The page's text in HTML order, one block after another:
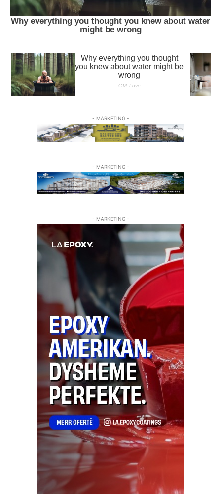
- MARKETING -
- MARKETING -
- MARKETING -